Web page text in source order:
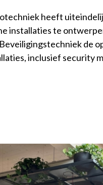
heeft
installaties te
de
inclusief security